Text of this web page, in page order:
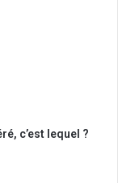
c’est lequel ?